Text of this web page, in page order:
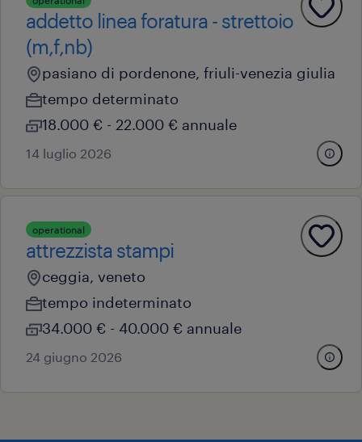
addetto linea foratura - strettoio
(m,f,nb)
pasiano di pordenone, friuli-venezia giulia
tempo determinato
18.000 € - 22.000 € annuale
14 luglio 2026
operational
attrezzista stampi
ceggia, veneto
tempo indeterminato
34.000 € - 40.000 € annuale
24 giugno 2026